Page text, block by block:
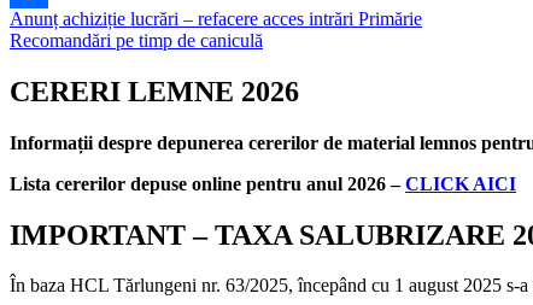
Partajează
Navigare
în
articole
Anunț achiziție lucrări – refacere acces intrări Primărie
Recomandări pe timp de caniculă
CERERI LEMNE 2026
Informații despre depunerea cererilor de material lemnos
Lista cererilor depuse online pentru anul 2026 –CLICK AICI
IMPORTANT – TAXA SALUBRIZARE
În baza HCL Tărlungeni nr. 63/2025, începând cu 1 august 2025 s-